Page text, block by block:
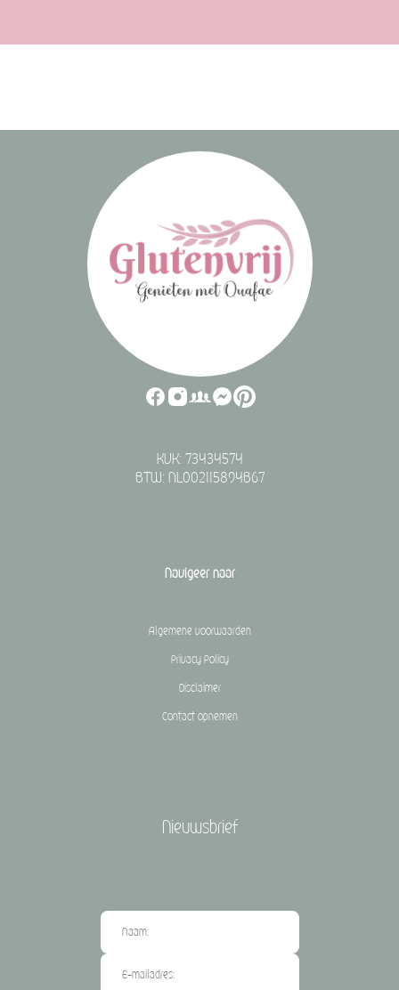
KVK: 73434574
BTW: NL002115894B67
Navigeer naar
Algemene voorwaarden
Privacy Policy
Disclaimer
Contact opnemen
Nieuwsbrief